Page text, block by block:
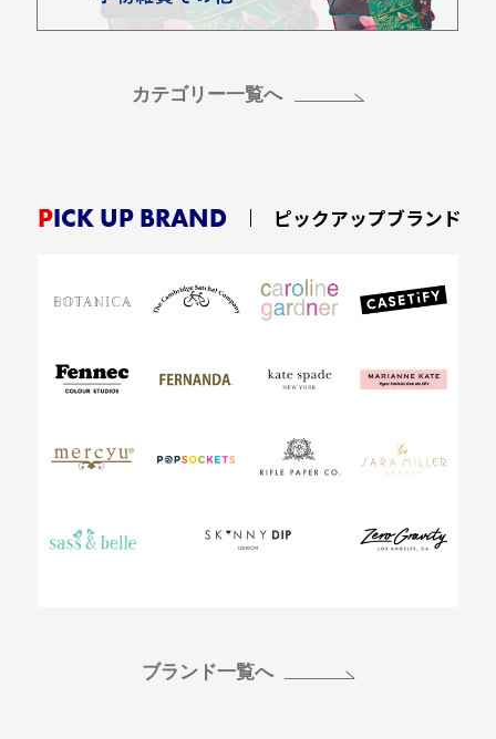
カテゴリー一覧へ
PICK UP BRAND ピックアップブランド
ブランド一覧へ